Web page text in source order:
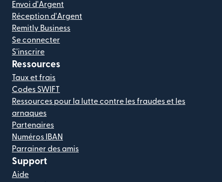
Envoi d'Argent
Réception d'Argent
Remitly Business
Se connecter
S'inscrire
Ressources
Taux et frais
Codes SWIFT
Ressources pour la lutte contre les fraudes et les
arnaques
Partenaires
Numéros IBAN
Parrainer des amis
Support
Aide